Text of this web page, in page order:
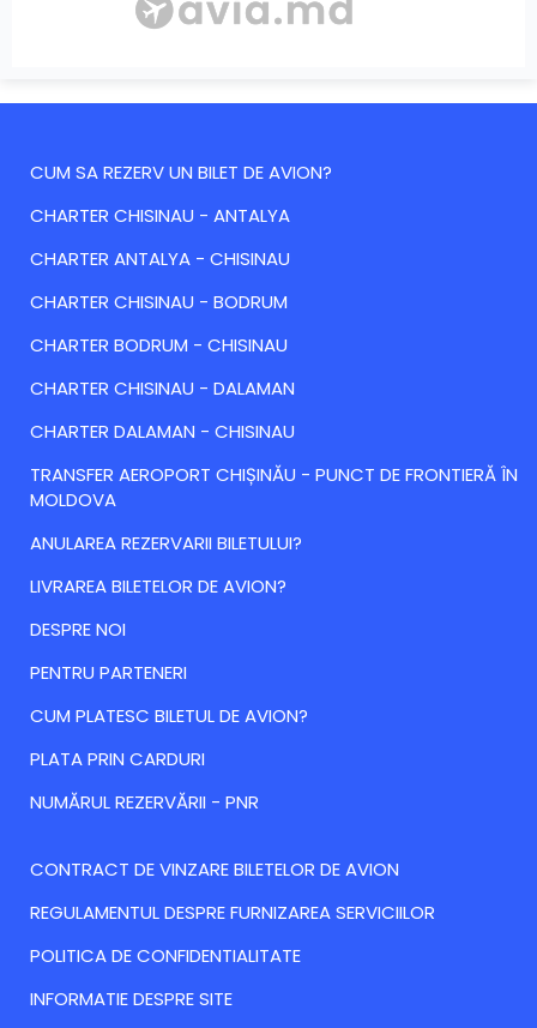
CUM SA REZERV UN BILET DE AVION?
CHARTER CHISINAU - ANTALYA
CHARTER ANTALYA - CHISINAU
CHARTER CHISINAU - BODRUM
CHARTER BODRUM - CHISINAU
CHARTER CHISINAU - DALAMAN
CHARTER DALAMAN - CHISINAU
TRANSFER AEROPORT CHIȘINĂU - PUNCT DE FRONTIERĂ ÎN
MOLDOVA
ANULAREA REZERVARII BILETULUI?
LIVRAREA BILETELOR DE AVION?
DESPRE NOI
PENTRU PARTENERI
CUM PLATESC BILETUL DE AVION?
PLATA PRIN CARDURI
NUMĂRUL REZERVĂRII - PNR
CONTRACT DE VINZARE BILETELOR DE AVION
REGULAMENTUL DESPRE FURNIZAREA SERVICIILOR
POLITICA DE CONFIDENTIALITATE
INFORMATIE DESPRE SITE